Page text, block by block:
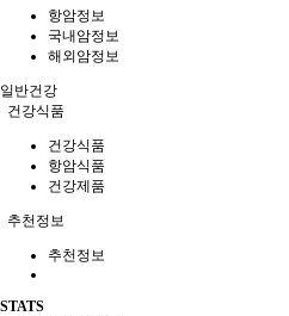
항암정보
국내암정보
해외암정보
일반건강
건강식품
건강식품
항암식품
건강제품
추천정보
추천정보
STATS